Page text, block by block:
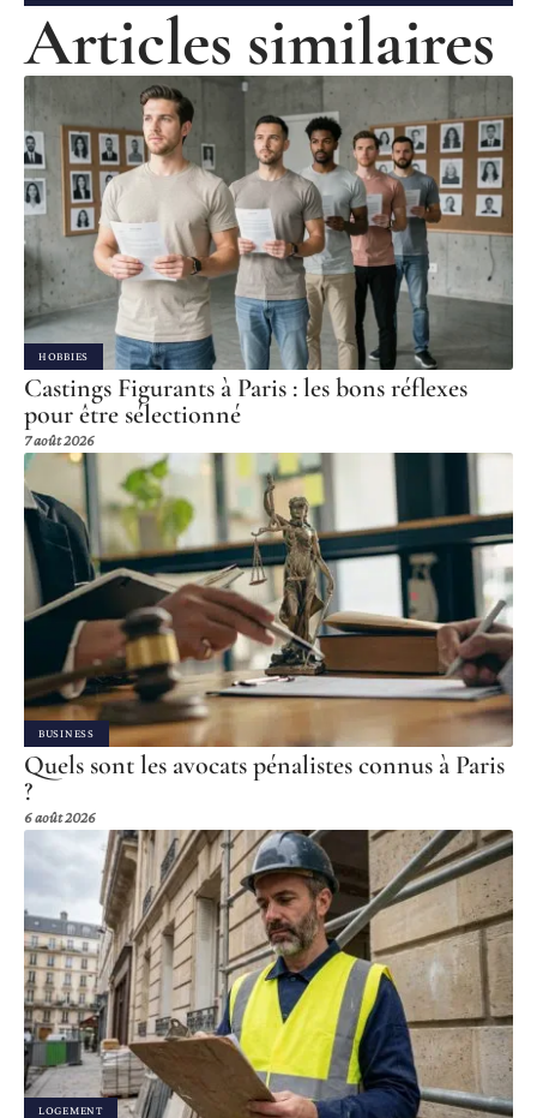
Articles similaires
HOBBIES
Castings Figurants à Paris : les bons réflexes
pour être sélectionné
7 août 2026
BUSINESS
Quels sont les avocats pénalistes connus à Paris
?
6 août 2026
LOGEMENT